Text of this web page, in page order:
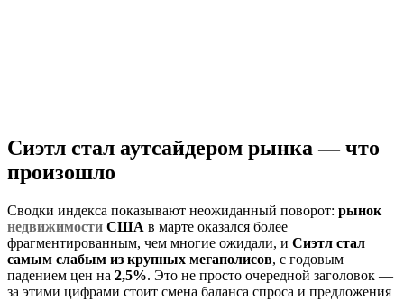
Сиэтл стал аутсайдером рынка — что
произошло
Сводки индекса показывают неожиданный поворот: рынок
недвижимости США в марте оказался более
фрагментированным, чем многие ожидали, и Сиэтл стал
самым слабым из крупных мегаполисов, с годовым
падением цен на 2,5%. Это не просто очередной заголовок —
за этими цифрами стоит смена баланса спроса и предложения